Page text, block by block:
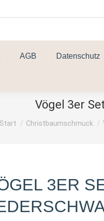
AGB Datenschutz
Vögel 3er
Sie befinden sich hier:
Start Christbaumschmuck
3ER